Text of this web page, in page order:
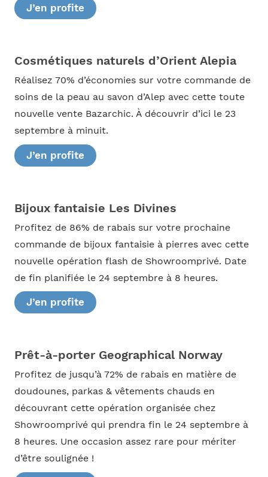
J’en profite
Cosmétiques naturels d’Orient Alepia
Réalisez 70% d’économies sur votre commande de
soins de la peau au savon d’Alep avec cette toute
nouvelle vente Bazarchic. À découvrir d’ici le 23
septembre à minuit.
J’en profite
Bijoux fantaisie Les Divines
Profitez de 86% de rabais sur votre prochaine
commande de bijoux fantaisie à pierres avec cette
nouvelle opération flash de Showroomprivé. Date
de fin planifiée le 24 septembre à 8 heures.
J’en profite
Prêt-à-porter Geographical Norway
Profitez de jusqu’à 72% de rabais en matière de
doudounes, parkas & vêtements chauds en
découvrant cette opération organisée chez
Showroomprivé qui prendra fin le 24 septembre à
8 heures. Une occasion assez rare pour mériter
d’être soulignée !